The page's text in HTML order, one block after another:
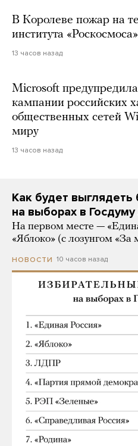
В Королеве пожар на
института «Роскосмоса»
13 часов назад
Microsoft
кампании российских
общественных сетей
миру
13 часов назад
Как будет
на выборах в
На первом месте —
«Яблоко» (с лозунгом «За
НОВОСТИ 10 часов назад